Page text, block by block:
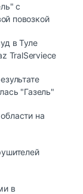
с
повозкой
в Туле
TralServiece
"Газель"
на
в